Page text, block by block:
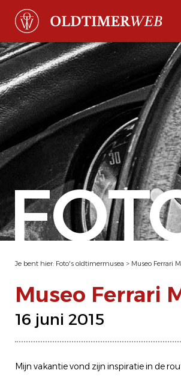
Je bent hier: Foto's oldtimermusea > Museo Ferrari
Museo Ferrari
16 juni 2015
Mijn vakantie vond zijn inspiratie in de